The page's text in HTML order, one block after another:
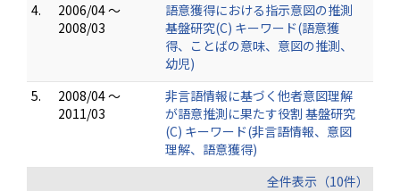
4.
2006/04 ～
2008/03
語意獲得における指示意図の推測
基盤研究(C) キーワード(語意獲
得、ことばの意味、意図の推測、
幼児)
5.
2008/04 ～
2011/03
非言語情報に基づく他者意図理解
が語意推測に果たす役割 基盤研究
(C) キーワード(非言語情報、意図
理解、語意獲得)
全件表示（10件）